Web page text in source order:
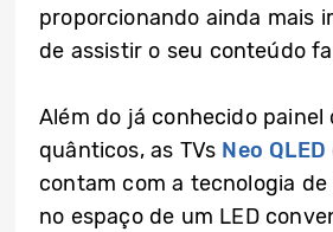
proporcionando ainda mais
de assistir o seu conteúdo
Além do já conhecido painel
quânticos, as TVs Neo QLED
contam com a tecnologia de
no espaço de um LED